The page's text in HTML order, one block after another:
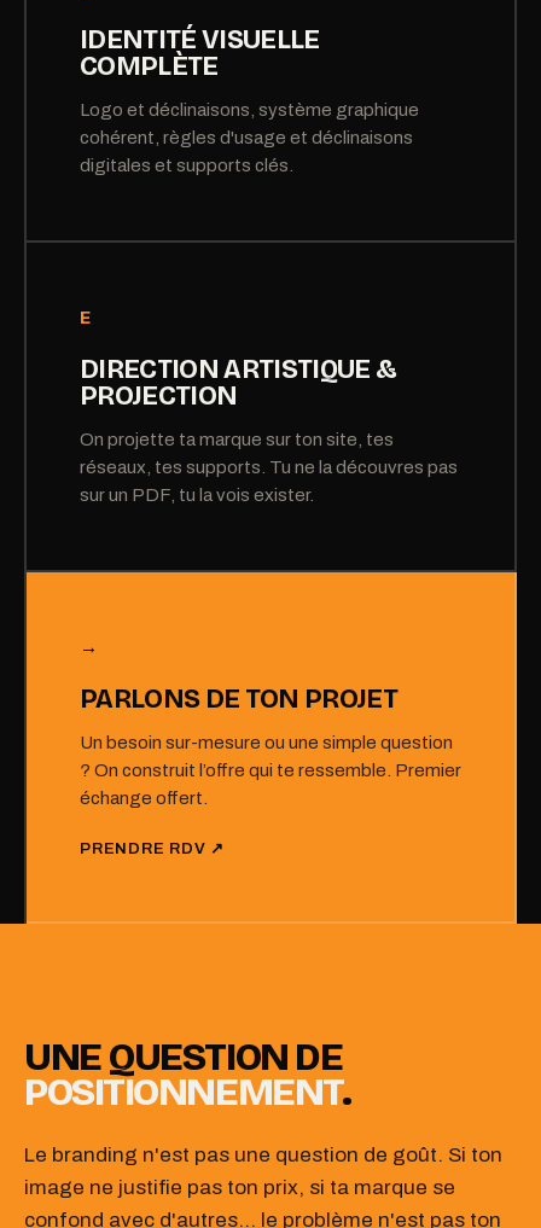
IDENTITÉ VISUELLE
COMPLÈTE
Logo et déclinaisons, système graphique
cohérent, règles d'usage et déclinaisons
digitales et supports clés.
E
DIRECTION ARTISTIQUE &
PROJECTION
On projette ta marque sur ton site, tes
réseaux, tes supports. Tu ne la découvres pas
sur un PDF, tu la vois exister.
→
PARLONS DE TON PROJET
Un besoin sur-mesure ou une simple question
? On construit l’offre qui te ressemble. Premier
échange offert.
PRENDRE RDV ↗
UNE QUESTION DE
POSITIONNEMENT.
Le branding n'est pas une question de goût. Si ton
image ne justifie pas ton prix, si ta marque se
confond avec d'autres… le problème n'est pas ton